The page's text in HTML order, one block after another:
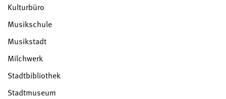
Kulturbüro
Musikschule
Musikstadt
Milchwerk
Stadtbibliothek
Stadtmuseum